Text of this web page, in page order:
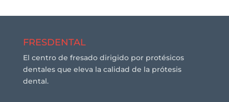
FRESDENTAL
El centro de fresado dirigido por protésicos
dentales que eleva la calidad de la prótesis
dental.